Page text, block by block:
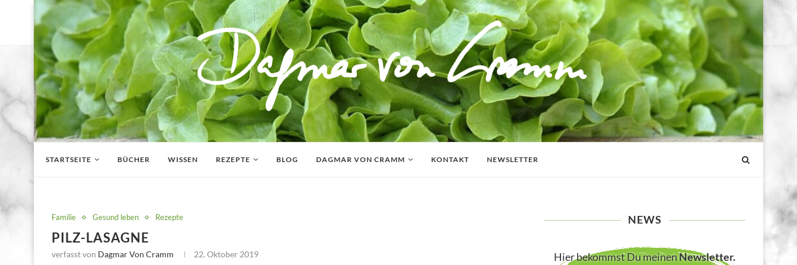
STARTSEITE BÜCHER WISSEN REZEPTE BLOG DAGMAR VON CRAMM KONTAKT NEWSLETTER
Familie Gesund leben Rezepte
PILZ-LASAGNE
verfasst von Dagmar Von Cramm 22. Oktober 2019
NEWS
Hier bekommst Du meinenNewsletter.